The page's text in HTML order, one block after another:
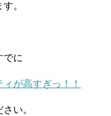
。
でに
が高すぎっ！！
い。